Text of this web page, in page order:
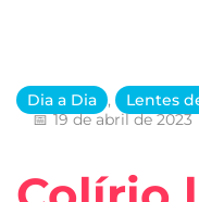
Dia a Dia , Lentes
19 de abril de 2023